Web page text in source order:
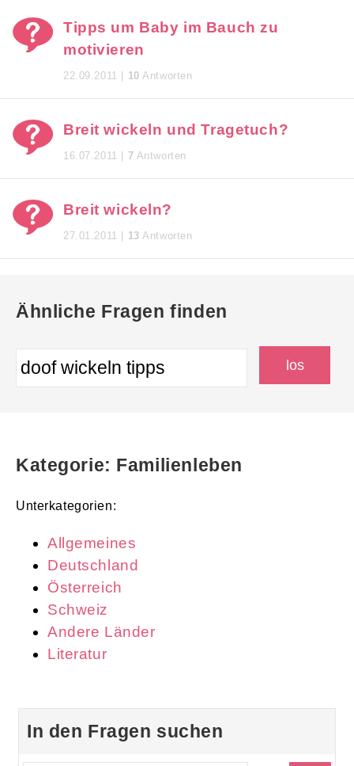
Tipps um Baby im Bauch zu
motivieren
22.09.2011 | 10 Antworten
Breit wickeln und Tragetuch?
16.07.2011 | 7 Antworten
Breit wickeln?
27.01.2011 | 13 Antworten
Ähnliche Fragen finden
Kategorie: Familienleben
Unterkategorien:
Allgemeines
Deutschland
Österreich
Schweiz
Andere Länder
Literatur
In den Fragen suchen